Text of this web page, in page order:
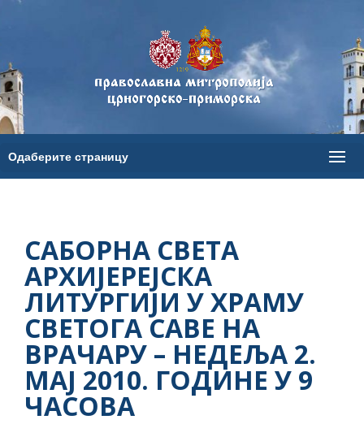
САБОРНА СВЕТА
АРХИЈЕРЕЈСКА
ЛИТУРГИЈИ У ХРАМУ
СВЕТОГА САВЕ НА
ВРАЧАРУ – НЕДЕЉА 2.
МАЈ 2010. ГОДИНЕ У 9
ЧАСОВА